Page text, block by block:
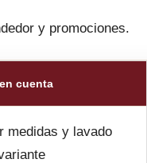
y promociones.
cuenta
medidas y lavado